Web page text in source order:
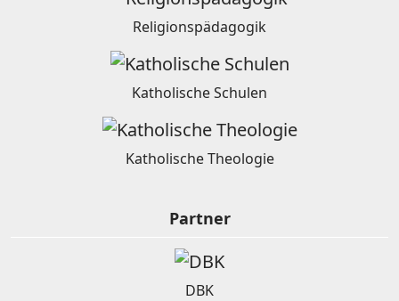
Religionspädagogik
Katholische Schulen
Katholische Theologie
Partner
DBK